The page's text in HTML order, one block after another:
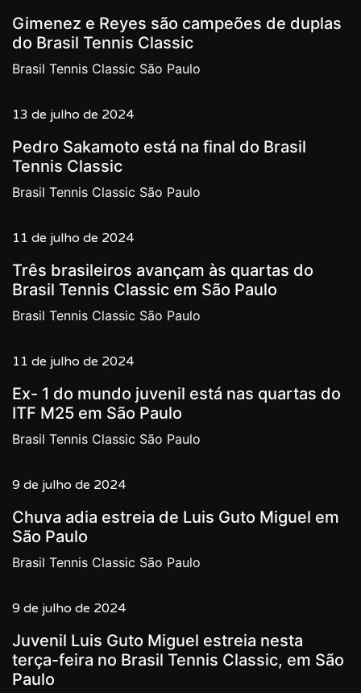
Gimenez e Reyes são campeões de duplas
do Brasil Tennis Classic
Brasil Tennis Classic São Paulo
13 de julho de 2024
Pedro Sakamoto está na final do Brasil
Tennis Classic
Brasil Tennis Classic São Paulo
11 de julho de 2024
Três brasileiros avançam às quartas do
Brasil Tennis Classic em São Paulo
Brasil Tennis Classic São Paulo
11 de julho de 2024
Ex- 1 do mundo juvenil está nas quartas do
ITF M25 em São Paulo
Brasil Tennis Classic São Paulo
9 de julho de 2024
Chuva adia estreia de Luis Guto Miguel em
São Paulo
Brasil Tennis Classic São Paulo
9 de julho de 2024
Juvenil Luis Guto Miguel estreia nesta
terça-feira no Brasil Tennis Classic, em São
Paulo